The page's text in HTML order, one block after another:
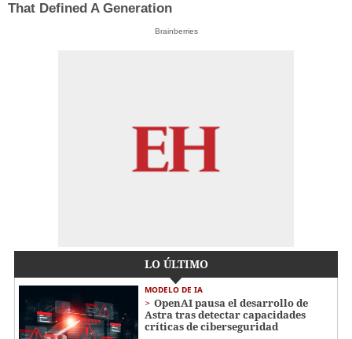
That Defined A Generation
Brainberries
LO ÚLTIMO
MODELO DE IA
OpenAI pausa el desarrollo de
Astra tras detectar capacidades
críticas de ciberseguridad